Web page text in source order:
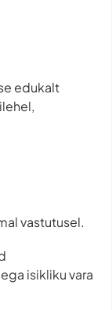
edukalt
vastutusel.
isikliku vara